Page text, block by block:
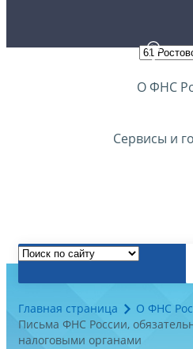
О ФНС
Сервисы и
Главная страница
О ФНС
Письма ФНС России,
налоговыми органами